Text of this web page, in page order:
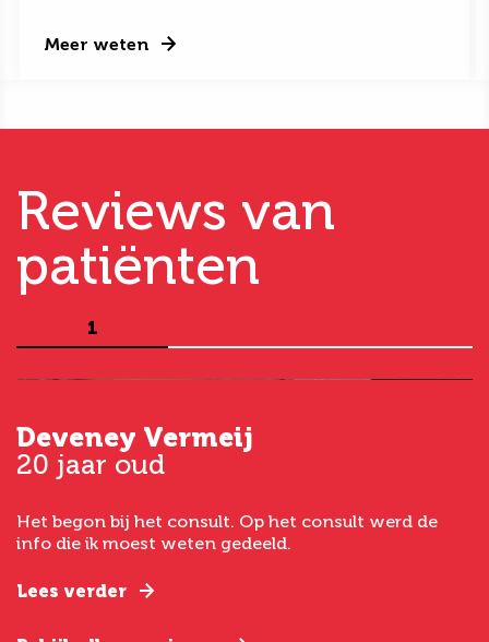
Meer weten
Reviews van
patiënten
1
Deveney Vermeij
20 jaar oud
Het begon bij het consult. Op het consult werd de
info die ik moest weten gedeeld.
Lees verder